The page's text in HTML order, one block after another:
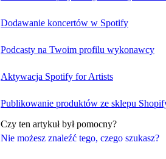
Nie możesz znaleźć tego, czego szukasz?
Dodawanie koncertów w Spotify
Podcasty na Twoim profilu wykonawcy
Aktywacja Spotify for Artists
Publikowanie produktów ze sklepu
Czy ten artykuł był pomocny?